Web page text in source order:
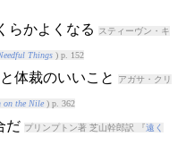
らかよくなる スティーヴン・キ
Things) p. 152
体裁のいいこと アガサ・クリ
on the Nile) p. 362
だ プリンプトン著 芝山幹郎訳 『遠く